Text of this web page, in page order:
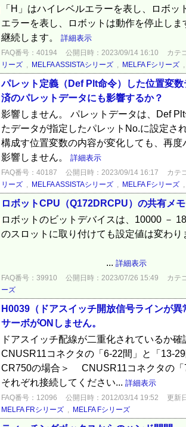
「H」はハイレベルエラーを表し、ロボ
エラーを表し、ロボットは動作を停止し
継続します。 詳細表示
FAQ番号：40194 公開日時：2023/09/14 16:10 カテ
リーズ, MELFA ASSISTAシリーズ, MELFA Fシリーズ,
パレット定義（Def Plt命令）した位置変
済のパレットデータにも影響するか？
影響しません。 パレットデータは、Def
たデータが指定したパレットNo.に設定さ
構成す位置変数の内容が変化しても、再
影響しません。 詳細表示
FAQ番号：40187 公開日時：2023/09/14 16:17 カテ
リーズ, MELFA ASSISTAシリーズ, MELFA Fシリーズ,
ロボットCPU（Q172DRCPU）の共有メ
ロボットのビットデバイスは、10000 －
のスロットに取り付けても設定値は変わ
... 詳細表示
FAQ番号：39910 公開日時：2023/07/26 15:49 カテ
ーズ
H0039（ドアスイッチ開放信号ラインが
サーボがONしません。
ドアスイッチ配線が二重化されているか
CNUSR11コネクタの「6-22間」と「13-
CR750の場合＞ CNUSR11コネクタの「
それぞれ接続してください... 詳細表示
FAQ番号：12096 公開日時：2012/03/14 19:52 更新
MELFA FRシリーズ, MELFA Fシリーズ